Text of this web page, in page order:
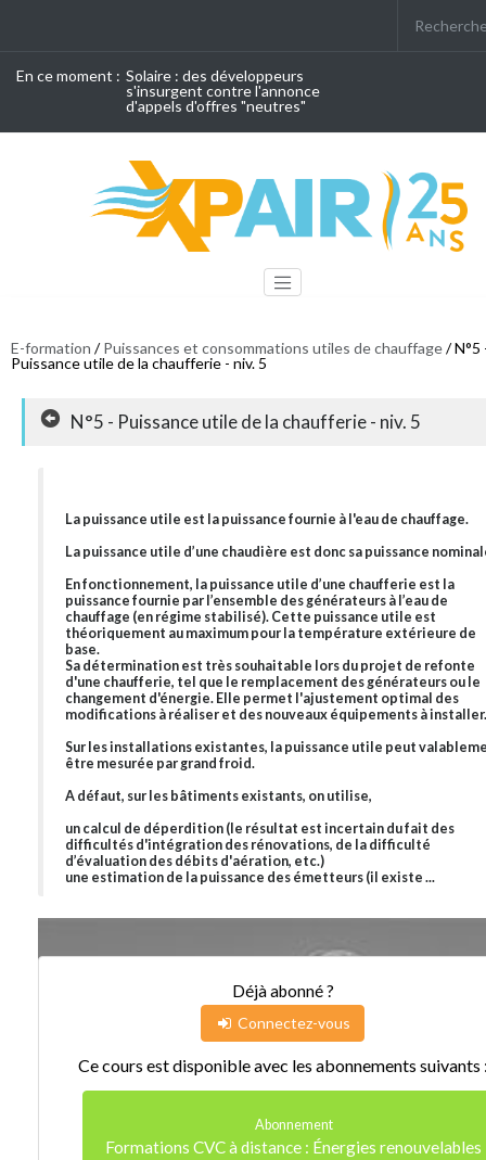
En ce moment : Solaire : des développeurs
s'insurgent contre l'annonce
d'appels d'offres "neutres"
E-formation /Puissances et consommations utiles de chauffage/ N°5
Puissance utile de la chaufferie - niv. 5
N°5 - Puissance utile de la chaufferie - niv. 5
La puissance utile est la puissance fournie à l'eau de chauffage.
La puissance utile d’une chaudière est donc sa puissance
En fonctionnement, la puissance utile d’une chaufferie est la
puissance fournie par l’ensemble des générateurs à l’eau de
chauffage (en régime stabilisé). Cette puissance utile est
théoriquement au maximum pour la température extérieure de
base.
Sa détermination est très souhaitable lors du projet de refonte
d'une chaufferie, tel que le remplacement des générateurs ou le
changement d'énergie. Elle permet l'ajustement optimal des
modifications à réaliser et des nouveaux équipements à installer.
Sur les installations existantes, la puissance utile peut
être mesurée par grand froid.
A défaut, sur les bâtiments existants, on utilise,
un calcul de déperdition (le résultat est incertain du fait des
difficultés d'intégration des rénovations, de la difficulté
d’évaluation des débits d'aération, etc.)
une estimation de la puissance des émetteurs (il existe ...
Déjà abonné ?
Connectez-vous
Ce cours est disponible avec les abonnements suivants
Abonnement
Formations CVC à distance : Énergies renouvelables